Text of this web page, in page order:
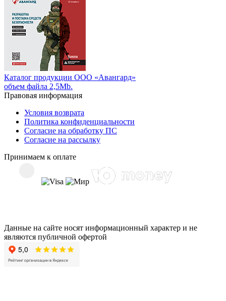
Каталог продукции ООО «Авангард»
объем файла 2,5Mb.
Правовая информация
Условия возврата
Политика конфиденциальности
Согласие на обработку ПС
Согласие на рассылку
Принимаем к оплате
Данные на сайте носят информационный характер и не
являются публичной офертой